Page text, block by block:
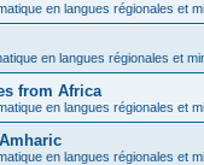
en langues régionales et
en langues régionales et
from Africa
en langues régionales et
en langues régionales et